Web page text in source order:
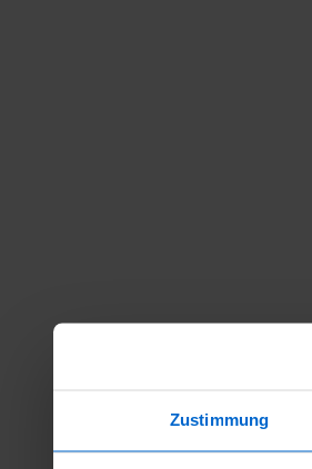
Zustimmung